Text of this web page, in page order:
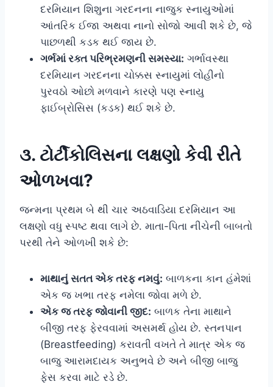
દરમિયાન શિશુના ગરદનના નાજુક સ્નાયુઓમાં
આંતરિક ઈજા અથવા નાનો સોજો આવી શકે છે, જે
પાછળથી કડક થઈ જાય છે.
ગર્ભમાં રક્ત પરિભ્રમણની સમસ્યા: ગર્ભાવસ્થા
દરમિયાન ગરદનના ચોક્કસ સ્નાયુમાં લોહીનો
પુરવઠો ઓછો મળવાને કારણે પણ સ્નાયુ
ફાઈબ્રોસિસ (કડક) થઈ શકે છે.
૩. ટોર્ટીકોલિસના લક્ષણો કેવી રીતે
ઓળખવા?
જન્મના પ્રથમ બે થી ચાર અઠવાડિયા દરમિયાન આ
લક્ષણો વધુ સ્પષ્ટ થવા લાગે છે. માતા-પિતા નીચેની બાબતો
પરથી તેને ઓળખી શકે છે:
માથાનું સતત એક તરફ નમવું: બાળકના કાન હંમેશાં
એક જ ખભા તરફ નમેલા જોવા મળે છે.
એક જ તરફ જોવાની જીદ: બાળક તેના માથાને
બીજી તરફ ફેરવવામાં અસમર્થ હોય છે. સ્તનપાન
(Breastfeeding) કરાવતી વખતે તે માત્ર એક જ
બાજુ આરામદાયક અનુભવે છે અને બીજી બાજુ
ફેસ કરવા માટે રડે છે.